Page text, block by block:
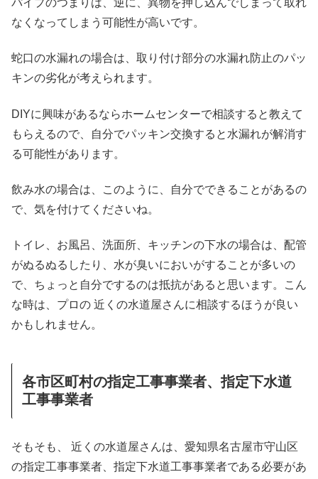
なくなってしまう可能性が高いです。
蛇口の水漏れの場合は、取り付け部分の水漏れ防止のパッ
キンの劣化が考えられます。
DIYに興味があるならホームセンターで相談すると教えて
もらえるので、自分でパッキン交換すると水漏れが解消す
る可能性があります。
飲み水の場合は、このように、自分でできることがあるの
で、気を付けてくださいね。
トイレ、お風呂、洗面所、キッチンの下水の場合は、配管
がぬるぬるしたり、水が臭いにおいがすることが多いの
で、ちょっと自分でするのは抵抗があると思います。こん
な時は、プロの 近くの水道屋さんに相談するほうが良い
かもしれません。
各市区町村の指定工事事業者、指定下水道
工事事業者
そもそも、 近くの水道屋さんは、愛知県名古屋市守山区
の指定工事事業者、指定下水道工事事業者である必要があ